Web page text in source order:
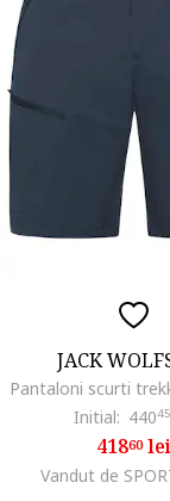
JACK
Initial: 44045
41860lei
Vandut de